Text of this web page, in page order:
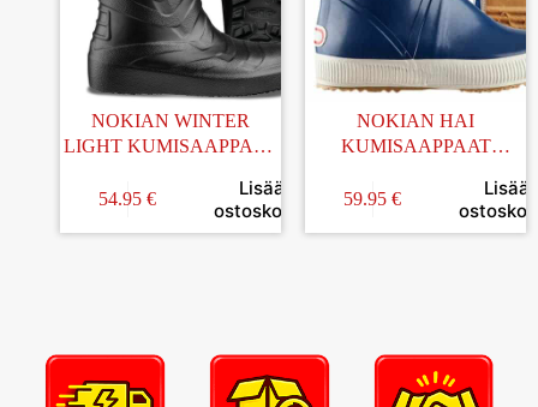
NOKIAN WINTER
LIGHT KUMISAAPPAAT
54.95 €
Lisää
ostoskoriin
NOKIAN HAI
KUMISAAPPAAT
59.95 €
Lisää